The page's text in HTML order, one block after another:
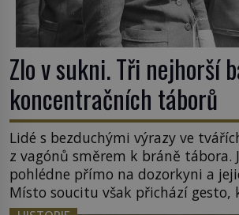
Zlo v sukni. Tři nejhorší
koncentračních táborů
Lidé s bezduchými výrazy ve
z vagónů směrem k bráně tábora.
pohlédne přímo na dozorkyni a
Místo soucitu však přichází gesto,
posílá rovnou do plynové komory.